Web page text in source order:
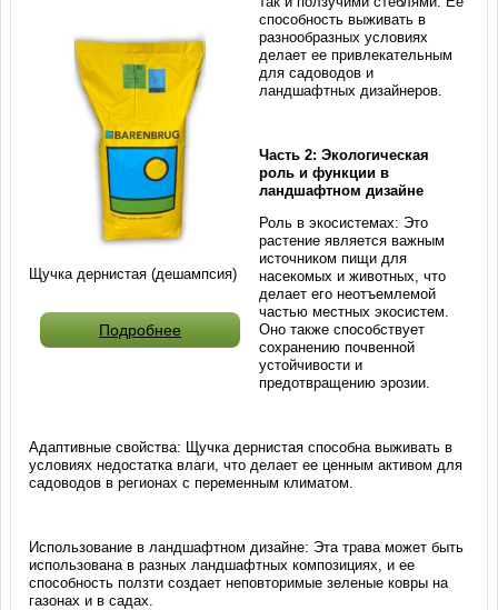
Щучка дернистая (дешампсия)
Подробнее
способность выживать в
разнообразных условиях
делает ее привлекательным
для садоводов и
ландшафтных дизайнеров.
Часть 2: Экологическая
роль и функции в
ландшафтном дизайне
Роль в экосистемах: Это
растение является важным
источником пищи для
насекомых и животных, что
делает его неотъемлемой
частью местных экосистем.
Оно также способствует
сохранению почвенной
устойчивости и
предотвращению эрозии.
Адаптивные свойства: Щучка дернистая способна выживать в
условиях недостатка влаги, что делает ее ценным активом для
садоводов в регионах с переменным климатом.
Использование в ландшафтном дизайне: Эта трава может быть
использована в разных ландшафтных композициях, и ее
способность ползти создает неповторимые зеленые ковры на
газонах и в садах.